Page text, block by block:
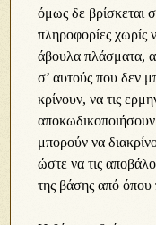
όμως δε βρίσκεται
πληροφορίες χωρίς
άβουλα πλάσματα,
σ’ αυτούς που δεν
κρίνουν, να τις
μπορούν να
ώστε να τις
της βάσης από όπου